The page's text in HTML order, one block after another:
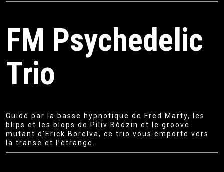
FM Psychedelic
Trio
Guidé par la basse hypnotique de Fred Marty, les
blips et les blops de Piliv Bòdzin et le groove
mutant d’Erick Borelva, ce trio vous emporte vers
la transe et l’étrange.